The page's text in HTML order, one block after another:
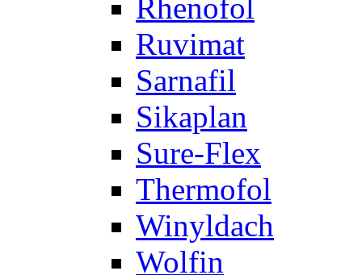
Rhenofol
Ruvimat
Sarnafil
Sikaplan
Sure-Flex
Thermofol
Winyldach
Wolfin